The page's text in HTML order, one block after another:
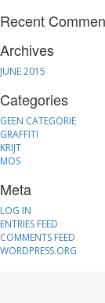
Recent
Archives
JUNE 2015
Categories
GEEN CATEGORIE
GRAFFITI
KRIJT
MOS
Meta
LOG IN
ENTRIES FEED
COMMENTS FEED
WORDPRESS.ORG